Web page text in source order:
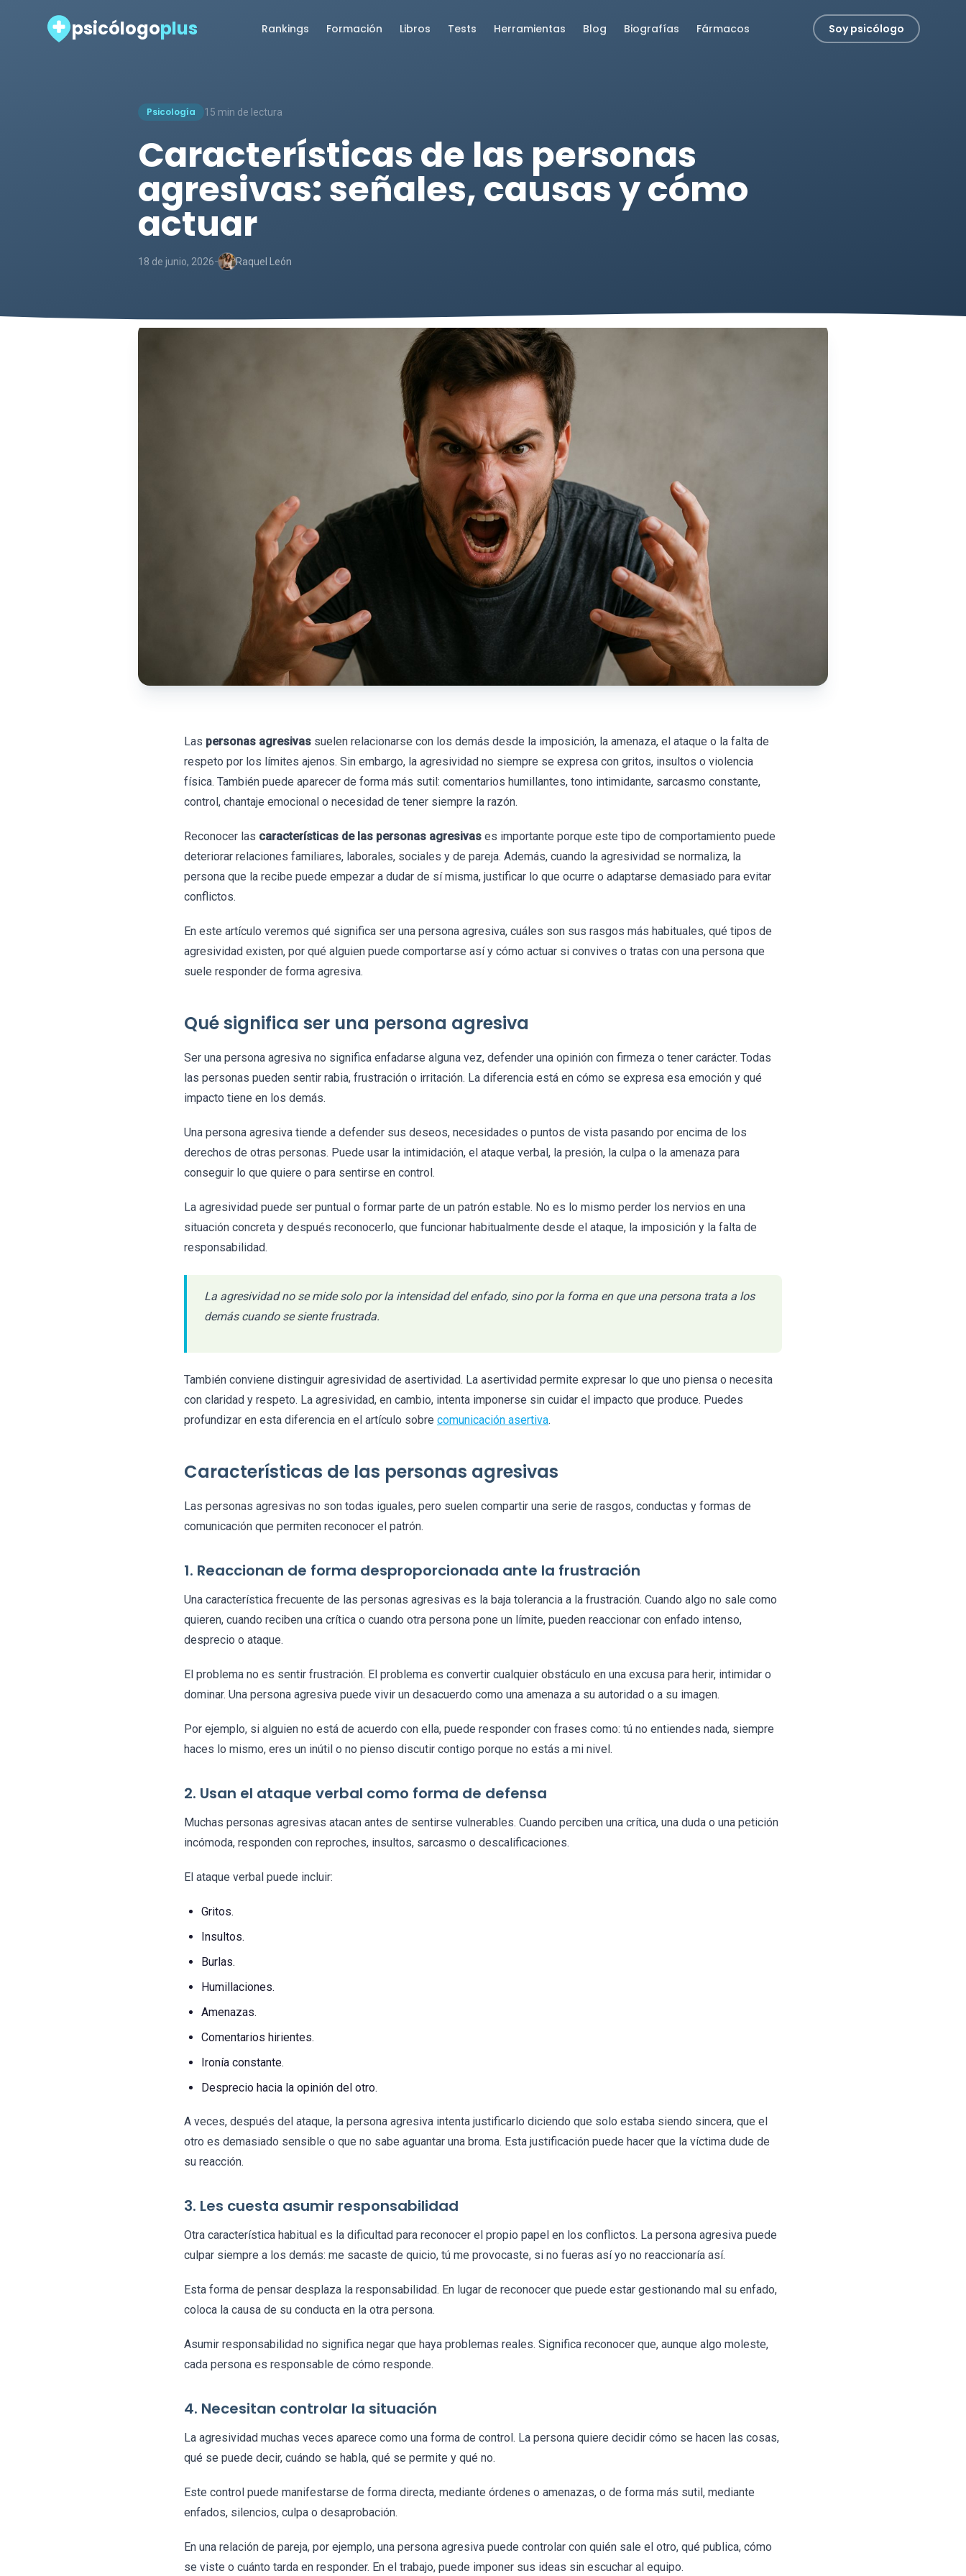
psicólogoplus Rankings Formación Libros Tests Herramientas Blog Biografías Fármacos Soy psicólogo
Psicología 15 min de lectura
Características de las personas
agresivas: señales, causas y cómo
actuar
18 de junio, 2026- Raquel León
Las personas agresivas suelen relacionarse con los demás desde la imposición, la amenaza, el ataque o la falta de
respeto por los límites ajenos. Sin embargo, la agresividad no siempre se expresa con gritos, insultos o violencia
física. También puede aparecer de forma más sutil: comentarios humillantes, tono intimidante, sarcasmo constante,
control, chantaje emocional o necesidad de tener siempre la razón.
Reconocer las características de las personas agresivas es importante porque este tipo de comportamiento puede
deteriorar relaciones familiares, laborales, sociales y de pareja. Además, cuando la agresividad se normaliza, la
persona que la recibe puede empezar a dudar de sí misma, justificar lo que ocurre o adaptarse demasiado para evitar
conflictos.
En este artículo veremos qué significa ser una persona agresiva, cuáles son sus rasgos más habituales, qué tipos de
agresividad existen, por qué alguien puede comportarse así y cómo actuar si convives o tratas con una persona que
suele responder de forma agresiva.
Qué significa ser una persona agresiva
Ser una persona agresiva no significa enfadarse alguna vez, defender una opinión con firmeza o tener carácter. Todas
las personas pueden sentir rabia, frustración o irritación. La diferencia está en cómo se expresa esa emoción y qué
impacto tiene en los demás.
Una persona agresiva tiende a defender sus deseos, necesidades o puntos de vista pasando por encima de los
derechos de otras personas. Puede usar la intimidación, el ataque verbal, la presión, la culpa o la amenaza para
conseguir lo que quiere o para sentirse en control.
La agresividad puede ser puntual o formar parte de un patrón estable. No es lo mismo perder los nervios en una
situación concreta y después reconocerlo, que funcionar habitualmente desde el ataque, la imposición y la falta de
responsabilidad.
La agresividad no se mide solo por la intensidad del enfado, sino por la forma en que una persona trata a los
demás cuando se siente frustrada.
También conviene distinguir agresividad de asertividad. La asertividad permite expresar lo que uno piensa o necesita
con claridad y respeto. La agresividad, en cambio, intenta imponerse sin cuidar el impacto que produce. Puedes
profundizar en esta diferencia en el artículo sobre comunicación asertiva.
Características de las personas agresivas
Las personas agresivas no son todas iguales, pero suelen compartir una serie de rasgos, conductas y formas de
comunicación que permiten reconocer el patrón.
1. Reaccionan de forma desproporcionada ante la frustración
Una característica frecuente de las personas agresivas es la baja tolerancia a la frustración. Cuando algo no sale como
quieren, cuando reciben una crítica o cuando otra persona pone un límite, pueden reaccionar con enfado intenso,
desprecio o ataque.
El problema no es sentir frustración. El problema es convertir cualquier obstáculo en una excusa para herir, intimidar o
dominar. Una persona agresiva puede vivir un desacuerdo como una amenaza a su autoridad o a su imagen.
Por ejemplo, si alguien no está de acuerdo con ella, puede responder con frases como: tú no entiendes nada, siempre
haces lo mismo, eres un inútil o no pienso discutir contigo porque no estás a mi nivel.
2. Usan el ataque verbal como forma de defensa
Muchas personas agresivas atacan antes de sentirse vulnerables. Cuando perciben una crítica, una duda o una petición
incómoda, responden con reproches, insultos, sarcasmo o descalificaciones.
El ataque verbal puede incluir:
Gritos.
Insultos.
Burlas.
Humillaciones.
Amenazas.
Comentarios hirientes.
Ironía constante.
Desprecio hacia la opinión del otro.
A veces, después del ataque, la persona agresiva intenta justificarlo diciendo que solo estaba siendo sincera, que el
otro es demasiado sensible o que no sabe aguantar una broma. Esta justificación puede hacer que la víctima dude de
su reacción.
3. Les cuesta asumir responsabilidad
Otra característica habitual es la dificultad para reconocer el propio papel en los conflictos. La persona agresiva puede
culpar siempre a los demás: me sacaste de quicio, tú me provocaste, si no fueras así yo no reaccionaría así.
Esta forma de pensar desplaza la responsabilidad. En lugar de reconocer que puede estar gestionando mal su enfado,
coloca la causa de su conducta en la otra persona.
Asumir responsabilidad no significa negar que haya problemas reales. Significa reconocer que, aunque algo moleste,
cada persona es responsable de cómo responde.
4. Necesitan controlar la situación
La agresividad muchas veces aparece como una forma de control. La persona quiere decidir cómo se hacen las cosas,
qué se puede decir, cuándo se habla, qué se permite y qué no.
Este control puede manifestarse de forma directa, mediante órdenes o amenazas, o de forma más sutil, mediante
enfados, silencios, culpa o desaprobación.
En una relación de pareja, por ejemplo, una persona agresiva puede controlar con quién sale el otro, qué publica, cómo
se viste o cuánto tarda en responder. En el trabajo, puede imponer sus ideas sin escuchar al equipo.